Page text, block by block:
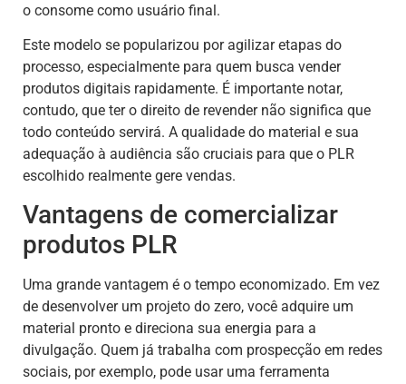
o consome como usuário final.
Este modelo se popularizou por agilizar etapas do
processo, especialmente para quem busca vender
produtos digitais rapidamente. É importante notar,
contudo, que ter o direito de revender não significa que
todo conteúdo servirá. A qualidade do material e sua
adequação à audiência são cruciais para que o PLR
escolhido realmente gere vendas.
Vantagens de comercializar
produtos PLR
Uma grande vantagem é o tempo economizado. Em vez
de desenvolver um projeto do zero, você adquire um
material pronto e direciona sua energia para a
divulgação. Quem já trabalha com prospecção em redes
sociais, por exemplo, pode usar uma ferramenta